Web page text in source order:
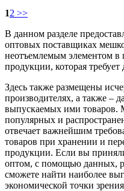
12 >>
В данном разделе
оптовых поставщиках
неотъемлемым элементом в
продукции, которая
Здесь также размещены
производителях, а также –
выпускаемых ими товаров.
популярных и
отвечает важнейшим
товаров при хранении и
продукции. Если вы
оптом, с помощью данных,
сможете найти наиболее
экономической точки